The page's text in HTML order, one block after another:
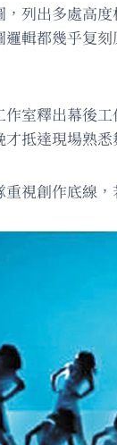
列出多處高
輯都幾乎复
室釋出幕後
抵達現場熟
視創作底線